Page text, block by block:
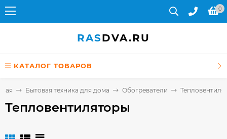
0
RASDVA.RU
КАТАЛОГ ТОВАРОВ
Бытовая техника для дома Обогреватели
Тепловентиляторы